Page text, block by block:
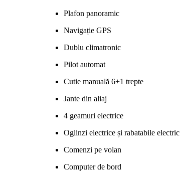
Plafon panoramic
Navigație GPS
Dublu climatronic
Pilot automat
Cutie manuală 6+1 trepte
Jante din aliaj
4 geamuri electrice
Oglinzi electrice și rabatabile electric
Comenzi pe volan
Computer de bord